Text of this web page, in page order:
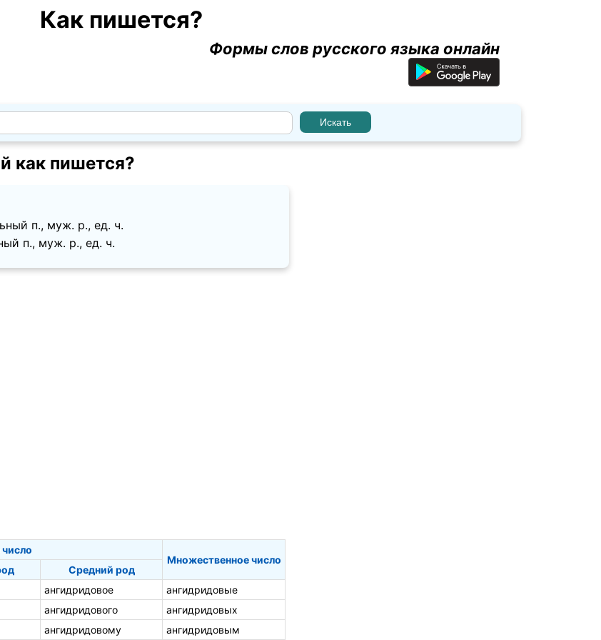
Как пишется?
Формы слов русского языка онлайн
как пишется?
п., муж. p., ед. ч.
п., муж. p., ед. ч.
Множественное число
Средний род
ангидридовое
ангидридовые
ангидридового
ангидридовых
ангидридовому ангидридовым